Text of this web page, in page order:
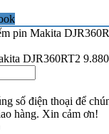
pin Makita
DJR360RT2
số điện thoại để
hàng. Xin cảm ơn!